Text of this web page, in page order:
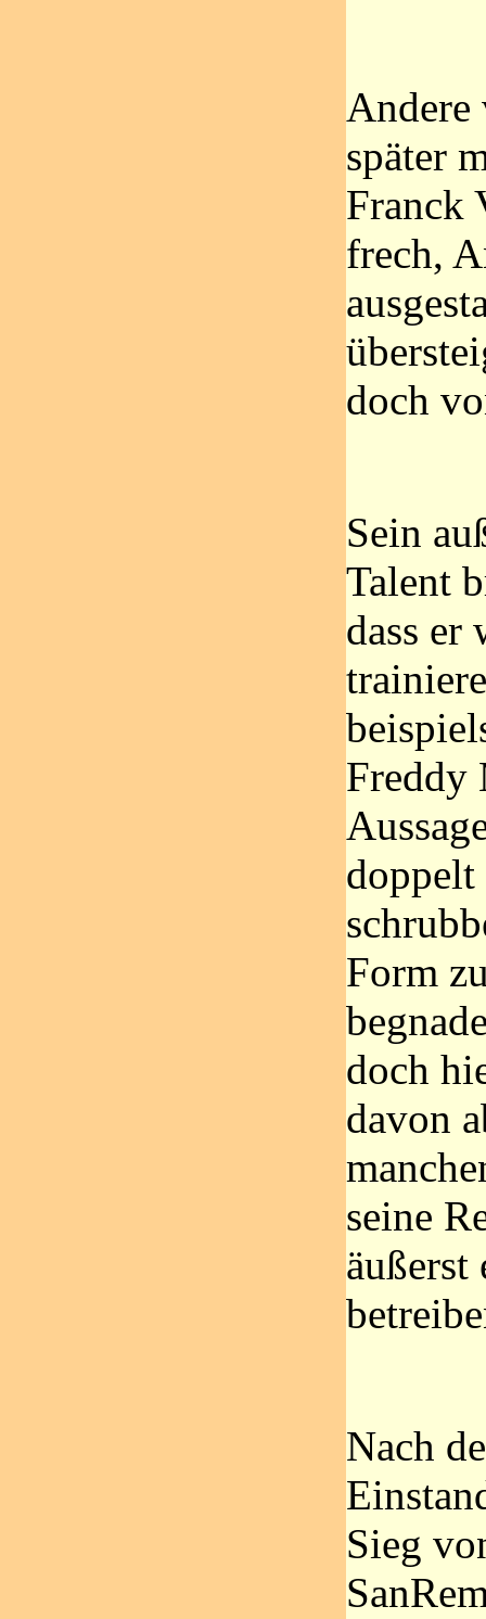
Andere
später
Franck
frech,
doch
Sein
Talent
dass er
Freddy
Form
doch
davon
seine
äußerst
Nach
Sieg